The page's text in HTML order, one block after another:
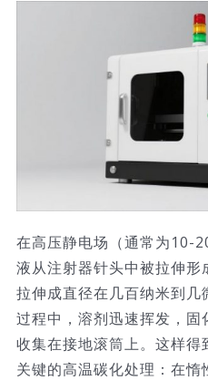
在高压静电场（通常为10-
液从注射器针头中被拉伸
拉伸成直径在几百纳米到
过程中，溶剂迅速挥发，
收集在接地滚筒上。这样
关键的高温碳化处理：在惰